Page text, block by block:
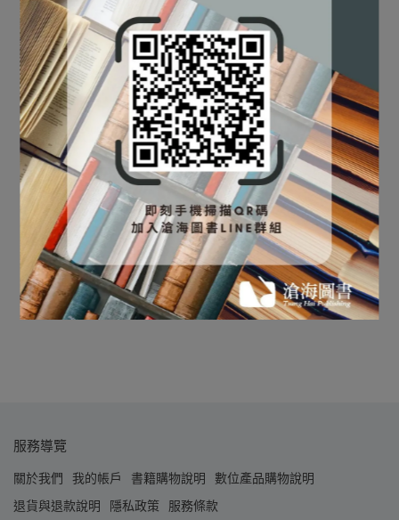
服務導覽
關於我們 我的帳戶 書籍購物說明
數位產品購物說明
退貨與退款說明
隱私政策 服務條款